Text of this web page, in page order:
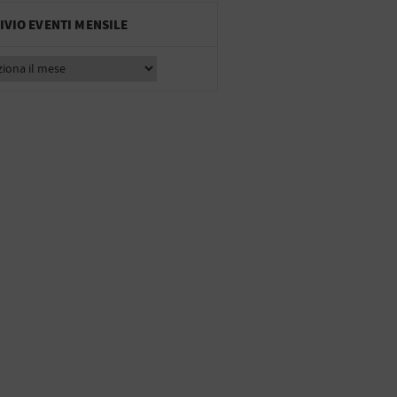
EVENTI MENSILE